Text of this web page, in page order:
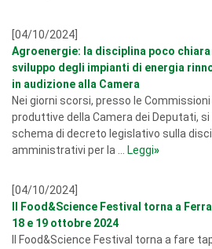
[04/10/2024]
Agroenergie: la disciplina poco
sviluppo degli impianti di energia
in audizione alla Camera
Nei giorni scorsi, presso le
produttive della Camera dei Deputati, si
schema di decreto legislativo sulla
amministrativi per la ...
Leggi»
[04/10/2024]
Il Food&Science Festival torna a
18 e 19 ottobre 2024
Il Food&Science Festival torna a fare